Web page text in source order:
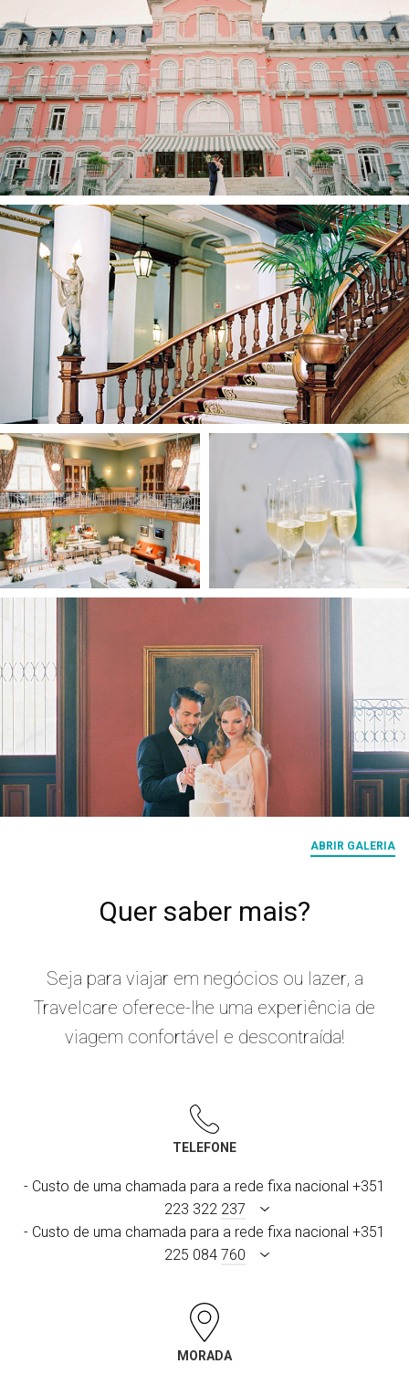
ABRIR GALERIA
Quer saber mais?
Seja para viajar em negócios ou lazer, a
Travelcare oferece-lhe uma experiência de
viagem confortável e descontraída!
TELEFONE
- Custo de uma chamada para a rede fixa nacional +351
223 322 237
- Custo de uma chamada para a rede fixa nacional +351
225 084 760
MORADA